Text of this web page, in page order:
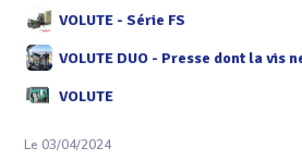
VOLUTE - Série FS
VOLUTE DUO - Presse dont la vis ne touche pas les
VOLUTE
Le 03/04/2024